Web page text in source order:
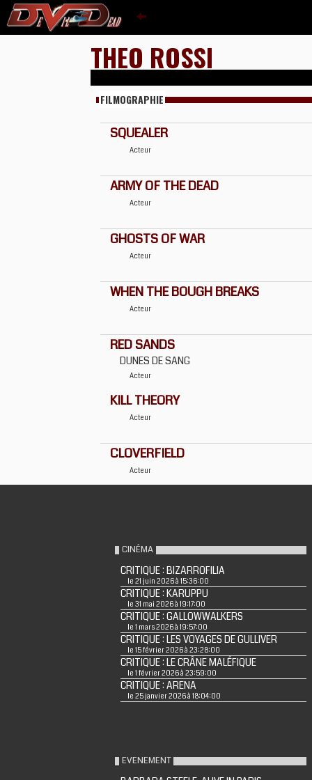
THEO ROSSI
FILMOGRAPHIE
SQUEALER
Acteur
ARMY OF THE DEAD
Acteur
GHOSTS OF WAR
Acteur
WHEN THE BOUGH BREAKS
Acteur
RED SANDS
DUNES DE SANG
Acteur
KILL THEORY
Acteur
CLOVERFIELD
Acteur
CINÉMA
CRITIQUE : BIZARROFILIA
le 21 juin 2026 à 15:36:00
CRITIQUE : KARUPPU
le 31 mai 2026 à 19:17:00
CRITIQUE : GALLOWWALKERS
le 1 mars 2026 à 19:57:00
CRITIQUE : LES VOYAGES DE GULLIVER
le 15 février 2026 à 23:28:00
CRITIQUE : LE CRÂNE MALÉFIQUE
le 1 février 2026 à 23:59:00
CRITIQUE : ARENA
le 25 janvier 2026 à 18:04:00
EVENEMENT